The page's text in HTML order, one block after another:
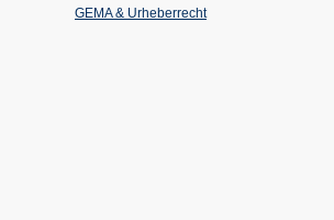
Tab)
GEMA & Urheberrecht